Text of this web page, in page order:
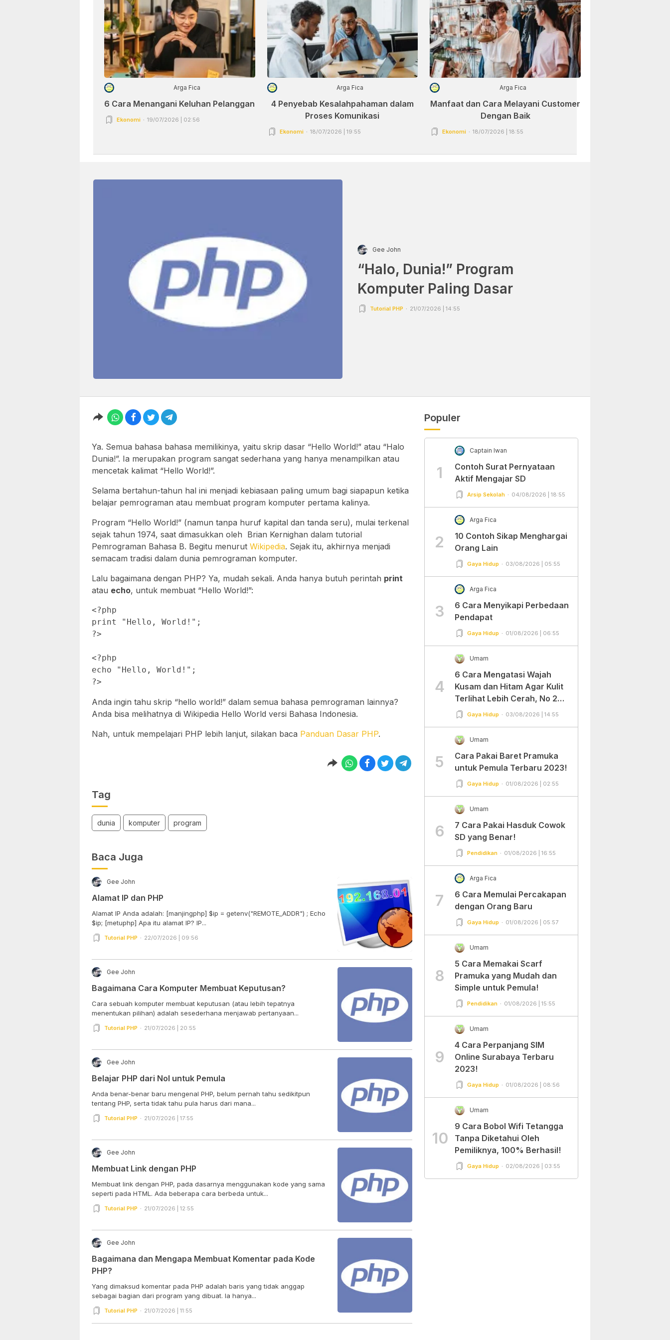
Arga Fica
6 Cara Menangani Keluhan Pelanggan
Ekonomi 19/07/2026 | 02:56
Arga Fica
4 Penyebab Kesalahpahaman dalam
Proses Komunikasi
Ekonomi 18/07/2026 | 19:55
Arga Fica
Manfaat dan Cara Melayani Customer
Dengan Baik
Ekonomi 18/07/2026 | 18:55
Gee John
“Halo, Dunia!” Program
Komputer Paling Dasar
Tutorial PHP 21/07/2026 | 14:55
Ya. Semua bahasa bahasa memilikinya, yaitu skrip dasar “Hello World!” atau “Halo
Dunia!”. Ia merupakan program sangat sederhana yang hanya menampilkan atau
mencetak kalimat “Hello World!”.
Selama bertahun-tahun hal ini menjadi kebiasaan paling umum bagi siapapun ketika
belajar pemrograman atau membuat program komputer pertama kalinya.
Program “Hello World!” (namun tanpa huruf kapital dan tanda seru), mulai terkenal
sejak tahun 1974, saat dimasukkan oleh Brian Kernighan dalam tutorial
Pemrograman Bahasa B. Begitu menurut Wikipedia. Sejak itu, akhirnya menjadi
semacam tradisi dalam dunia pemrograman komputer.
Lalu bagaimana dengan PHP? Ya, mudah sekali. Anda hanya butuh perintah print
atau echo, untuk membuat “Hello World!”:
<?php
print "Hello, World!";
?>
<?php
echo "Hello, World!";
?>
Anda ingin tahu skrip “hello world!” dalam semua bahasa pemrograman lainnya?
Anda bisa melihatnya di Wikipedia Hello World versi Bahasa Indonesia.
Nah, untuk mempelajari PHP lebih lanjut, silakan baca Panduan Dasar PHP.
Tag
dunia komputer program
Baca Juga
Gee John
Alamat IP dan PHP
Alamat IP Anda adalah: [manjingphp] $ip = getenv("REMOTE_ADDR") ; Echo
$ip; [metuphp] Apa itu alamat IP? IP...
Tutorial PHP 22/07/2026 | 09:56
Gee John
Bagaimana Cara Komputer Membuat Keputusan?
Cara sebuah komputer membuat keputusan (atau lebih tepatnya
menentukan pilihan) adalah sesederhana menjawab pertanyaan...
Tutorial PHP 21/07/2026 | 20:55
Gee John
Belajar PHP dari Nol untuk Pemula
Anda benar-benar baru mengenal PHP, belum pernah tahu sedikitpun
tentang PHP, serta tidak tahu pula harus dari mana...
Tutorial PHP 21/07/2026 | 17:55
Gee John
Membuat Link dengan PHP
Membuat link dengan PHP, pada dasarnya menggunakan kode yang sama
seperti pada HTML. Ada beberapa cara berbeda untuk...
Tutorial PHP 21/07/2026 | 12:55
Gee John
Bagaimana dan Mengapa Membuat Komentar pada Kode
PHP?
Yang dimaksud komentar pada PHP adalah baris yang tidak anggap
sebagai bagian dari program yang dibuat. Ia hanya...
Tutorial PHP 21/07/2026 | 11:55
Populer
1
Captain Iwan
Contoh Surat Pernyataan
Aktif Mengajar SD
Arsip Sekolah 04/08/2026 | 18:55
2
Arga Fica
10 Contoh Sikap Menghargai
Orang Lain
Gaya Hidup 03/08/2026 | 05:55
3
Arga Fica
6 Cara Menyikapi Perbedaan
Pendapat
Gaya Hidup 01/08/2026 | 06:55
4
Umam
6 Cara Mengatasi Wajah
Kusam dan Hitam Agar Kulit
Terlihat Lebih Cerah, No 2
Gampang Banget dan Mudah
Gaya Hidup 03/08/2026 | 14:55
5
Umam
Cara Pakai Baret Pramuka
untuk Pemula Terbaru 2023!
Gaya Hidup 01/08/2026 | 02:55
6
Umam
7 Cara Pakai Hasduk Cowok
SD yang Benar!
Pendidikan 01/08/2026 | 16:55
7
Arga Fica
6 Cara Memulai Percakapan
dengan Orang Baru
Gaya Hidup 01/08/2026 | 05:57
8
Umam
5 Cara Memakai Scarf
Pramuka yang Mudah dan
Simple untuk Pemula!
Pendidikan 01/08/2026 | 15:55
9
Umam
4 Cara Perpanjang SIM
Online Surabaya Terbaru
2023!
Gaya Hidup 01/08/2026 | 08:56
10
Umam
9 Cara Bobol Wifi Tetangga
Tanpa Diketahui Oleh
Pemiliknya, 100% Berhasil!
Gaya Hidup 02/08/2026 | 03:55